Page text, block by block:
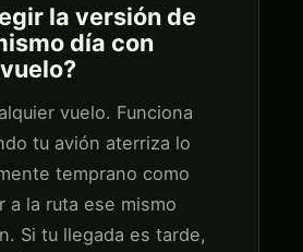
la versión de
día con
vuelo. Funciona
tu avión aterriza lo
temprano como
a la ruta ese mismo
Si tu llegada es tarde,